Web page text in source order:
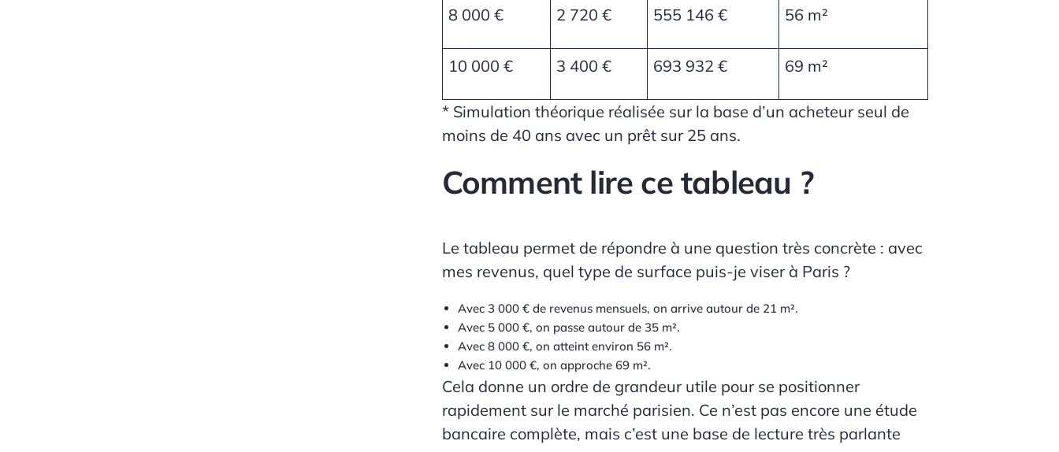
8 000 € 2 720 € 555 146 € 56 m²
10 000 € 3 400 € 693 932 € 69 m²
* Simulation théorique réalisée sur la base d’un acheteur seul de
moins de 40 ans avec un prêt sur 25 ans.
Comment lire ce tableau ?
Le tableau permet de répondre à une question très concrète : avec
mes revenus, quel type de surface puis-je viser à Paris ?
Avec 3 000 €de revenus mensuels, on arrive autour de 21 m².
Avec 5 000 €, on passe autour de 35 m².
Avec 8 000 €, on atteint environ 56 m².
Avec 10 000 €, on approche 69 m².
Cela donne un ordre de grandeur utile pour se positionner
rapidement sur le marché parisien. Ce n’est pas encore une étude
bancaire complète, mais c’est une base de lecture très parlante